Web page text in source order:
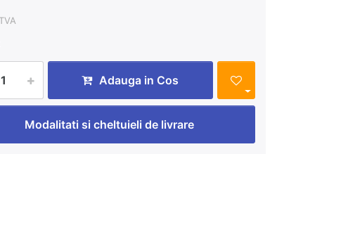
Adauga in Cos
Modalitati si cheltuieli de livrare